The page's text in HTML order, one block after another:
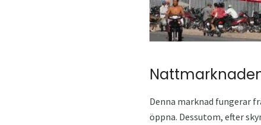
Denna marknad fungerar
öppna. Dessutom, efter